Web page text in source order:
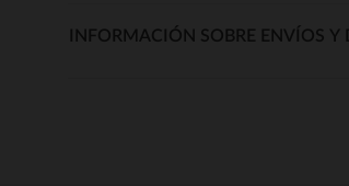
INFORMACIÓN SOBRE ENVÍOS Y